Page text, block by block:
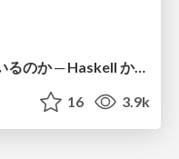
アルゴリズムは何を圧縮しているのか ─ Haskell から育った「圧縮代数」というメンタルモデル
16 3.9k